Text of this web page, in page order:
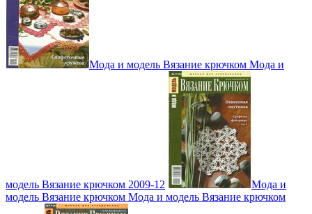
Мода и модель Вязание крючком Мода и
модель Вязание крючком 2009-12
Мода и
модель Вязание крючком Мода и модель Вязание крючком